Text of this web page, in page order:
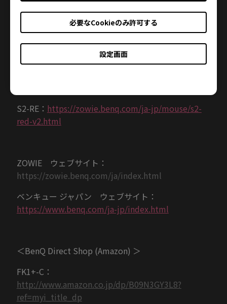
設定画面
必要なCookieのみ許可する
jp/mouse/s1-white-v2.html
S1-RE：https://zowie.benq.com/ja-jp/mouse/s1-
S2-RE： https://zowie.benq.com/ja-jp/mouse/s2-
red-v2.html
ZOWIE ウェブサイト：
https://zowie.benq.com/ja/index.html
ベンキュー ジャパン ウェブサイト：
https://www.benq.com/ja-jp/index.html
＜BenQ Direct Shop (Amazon) ＞
FK1+-C：
http://www.amazon.co.jp/dp/B09N3GY3L8?
ref=myi_title_dp